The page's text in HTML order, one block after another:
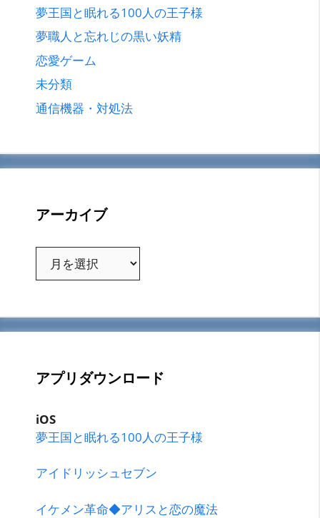
夢王国と眠れる100人の王子様
夢職人と忘れじの黒い妖精
恋愛ゲーム
未分類
通信機器・対処法
アーカイブ
アプリダウンロード
iOS
夢王国と眠れる100人の王子様
アイドリッシュセブン
イケメン革命◆アリスと恋の魔法